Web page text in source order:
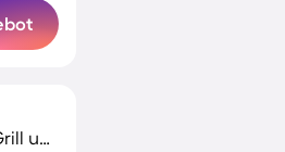
Familienfreundliches Ferienhaus mit Garten, Grill und Terrasse